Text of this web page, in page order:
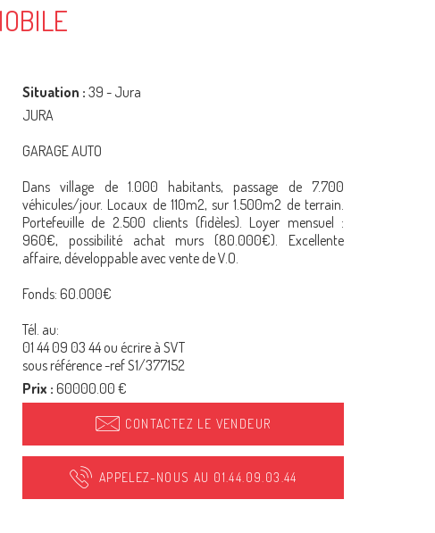
Situation : 39 - Jura
JURA
GARAGE AUTO
Dans village de 1.000 habitants, passage de 7.700
véhicules/jour. Locaux de 110m2, sur 1.500m2 de terrain.
Portefeuille de 2.500 clients (fidèles). Loyer mensuel :
960€, possibilité achat murs (80.000€). Excellente
affaire, développable avec vente de V.O.
Fonds: 60.000€
Tél. au:
01 44 09 03 44 ou écrire à SVT
sous référence -ref S1/377152
Prix : 60000.00 €
CONTACTEZ LE VENDEUR
APPELEZ-NOUS AU 01.44.09.03.44